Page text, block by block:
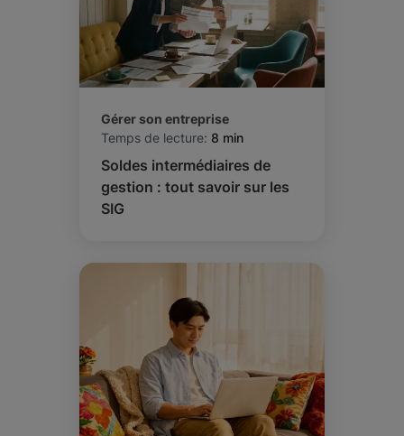
Gérer son entreprise
Temps de lecture: 8 min
Soldes intermédiaires de
gestion : tout savoir sur les
SIG